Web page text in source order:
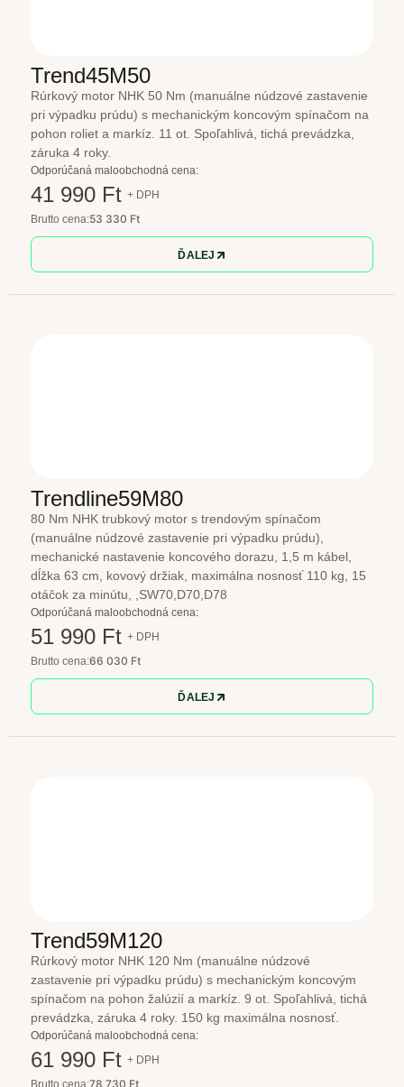
Trend45M50
Rúrkový motor NHK 50 Nm (manuálne núdzové zastavenie
pri výpadku prúdu) s mechanickým koncovým spínačom na
pohon roliet a markíz. 11 ot. Spoľahlivá, tichá prevádzka,
záruka 4 roky.
Odporúčaná maloobchodná cena:
41 990 Ft + DPH
Brutto cena:53 330 Ft
ĎALEJ
Trendline59M80
80 Nm NHK trubkový motor s trendovým spínačom
(manuálne núdzové zastavenie pri výpadku prúdu),
mechanické nastavenie koncového dorazu, 1,5 m kábel,
dĺžka 63 cm, kovový držiak, maximálna nosnosť 110 kg, 15
otáčok za minútu, ,SW70,D70,D78
Odporúčaná maloobchodná cena:
51 990 Ft + DPH
Brutto cena:66 030 Ft
ĎALEJ
Trend59M120
Rúrkový motor NHK 120 Nm (manuálne núdzové
zastavenie pri výpadku prúdu) s mechanickým koncovým
spínačom na pohon žalúzií a markíz. 9 ot. Spoľahlivá, tichá
prevádzka, záruka 4 roky. 150 kg maximálna nosnosť.
Odporúčaná maloobchodná cena:
61 990 Ft + DPH
Brutto cena:78 730 Ft